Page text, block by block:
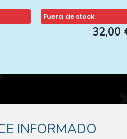
Fuera de stock
32,00
INFORMADO